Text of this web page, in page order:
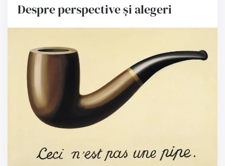
Despre perspective și alegeri